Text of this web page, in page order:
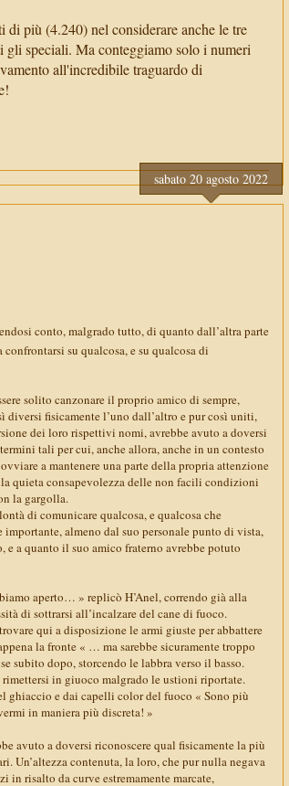
di più (4.240) nel considerare anche le tre
gli speciali. Ma conteggiamo solo i numeri
all'incredibile traguardo di
sabato 20 agosto 2022
conto, malgrado tutto, di quanto dall’altra parte
su qualcosa, e su qualcosa di
solito canzonare il proprio amico di sempre,
diversi fisicamente l’uno dall’altro e pur così uniti,
dei loro rispettivi nomi, avrebbe avuto a doversi
tali per cui, anche allora, anche in un contesto
a mantenere una parte della propria attenzione
quieta consapevolezza delle non facili condizioni
la gargolla.
di comunicare qualcosa, e qualcosa che
importante, almeno dal suo personale punto di vista,
e a quanto il suo amico fraterno avrebbe potuto
aperto… » replicò H’Anel, correndo già alla
di sottrarsi all’incalzare del cane di fuoco.
qui a disposizione le armi giuste per abbattere
la fronte « … ma sarebbe sicuramente troppo
subito dopo, storcendo le labbra verso il basso.
in giuoco malgrado le ustioni riportate.
ghiaccio e dai capelli color del fuoco « Sono più
in maniera più discreta! »
avuto a doversi riconoscere qual fisicamente la più
Un’altezza contenuta, la loro, che pur nulla negava
risalto da curve estremamente marcate,